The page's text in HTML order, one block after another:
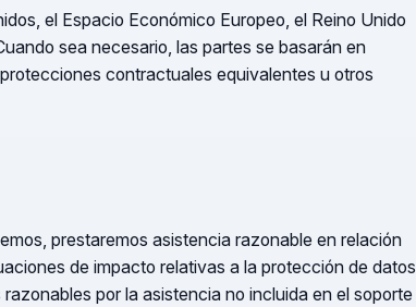
el Espacio Económico Europeo, el Reino Unido
sea necesario, las partes se basarán en
contractuales equivalentes u otros
prestaremos asistencia razonable en relación
de impacto relativas a la protección de datos
por la asistencia no incluida en el soporte